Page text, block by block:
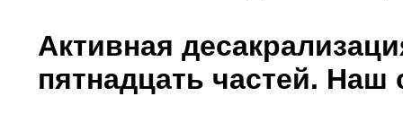
Активная
пятнадцать частей.